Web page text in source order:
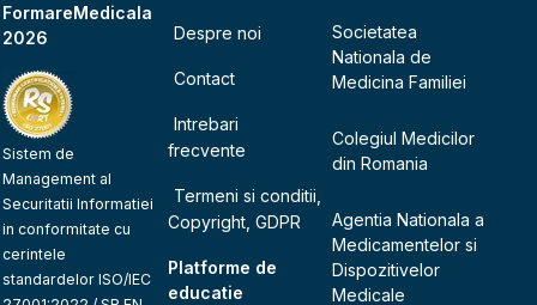
FormareMedicala
2026
Sistem de
Management al
Securitatii Informatiei
in conformitate cu
cerintele
standardelor ISO/IEC
Despre noi
Contact
Intrebari
frecvente
Termeni si conditii,
Copyright, GDPR
Platforme de
educatie
Societatea
Nationala de
Medicina Familiei
Colegiul Medicilor
din Romania
Agentia Nationala a
Medicamentelor si
Dispozitivelor
Medicale